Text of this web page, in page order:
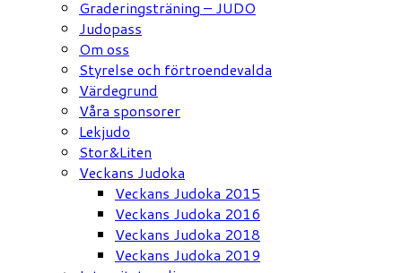
Graderingsträning – JUDO
Judopass
Om oss
Styrelse och förtroendevalda
Värdegrund
Våra sponsorer
Lekjudo
Stor&Liten
Veckans Judoka
Veckans Judoka 2015
Veckans Judoka 2016
Veckans Judoka 2018
Veckans Judoka 2019